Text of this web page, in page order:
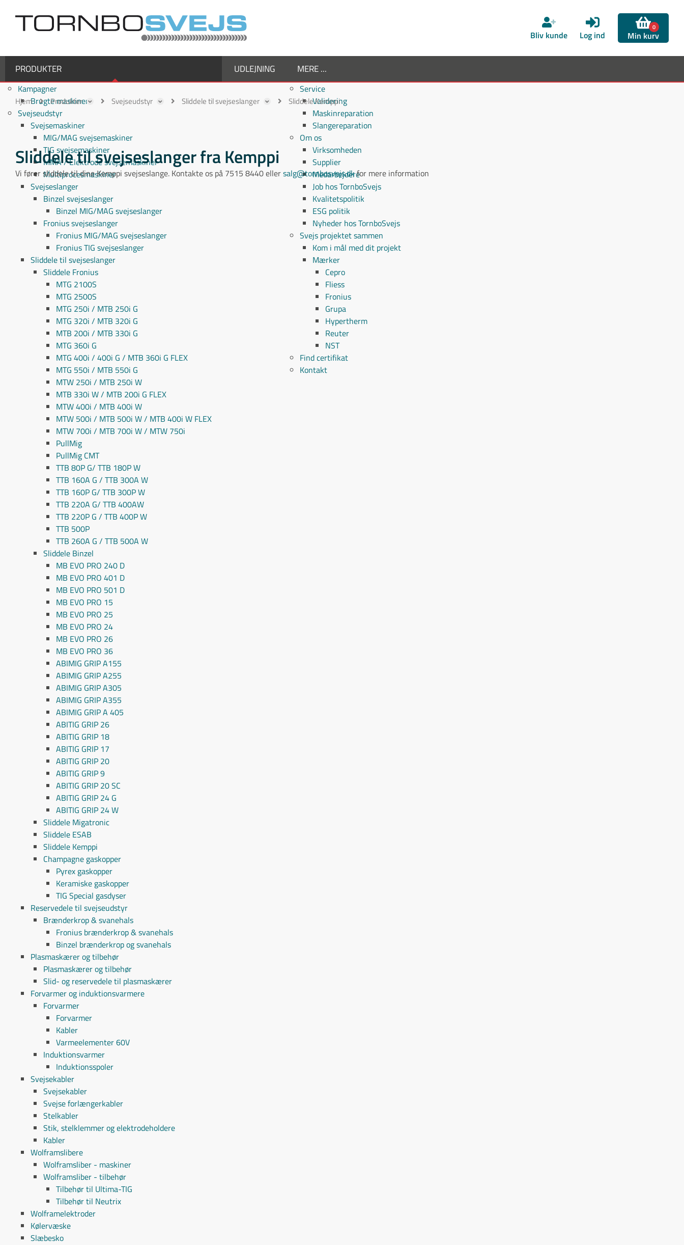
Bliv kunde Log ind
0
Min kurv
PRODUKTER
Kampagner
Brugte maskiner
Svejseudstyr
Svejsemaskiner
MIG/MAG svejsemaskiner
TIG svejsemaskiner
MMA / Elektrode svejsemaskiner
Multiprocesmaskiner
Svejseslanger
Binzel svejseslanger
Binzel MIG/MAG svejseslanger
Fronius svejseslanger
Fronius MIG/MAG svejseslanger
Fronius TIG svejseslanger
Sliddele til svejseslanger
Sliddele Fronius
MTG 2100S
MTG 2500S
MTG 250i / MTB 250i G
MTG 320i / MTB 320i G
MTB 200i / MTB 330i G
MTG 360i G
MTG 400i / 400i G / MTB 360i G FLEX
MTG 550i / MTB 550i G
MTW 250i / MTB 250i W
MTB 330i W / MTB 200i G FLEX
MTW 400i / MTB 400i W
MTW 500i / MTB 500i W / MTB 400i W FLEX
MTW 700i / MTB 700i W / MTW 750i
PullMig
PullMig CMT
TTB 80P G/ TTB 180P W
TTB 160A G / TTB 300A W
TTB 160P G/ TTB 300P W
TTB 220A G/ TTB 400AW
TTB 220P G / TTB 400P W
TTB 500P
TTB 260A G / TTB 500A W
Sliddele Binzel
MB EVO PRO 240 D
MB EVO PRO 401 D
MB EVO PRO 501 D
MB EVO PRO 15
MB EVO PRO 25
MB EVO PRO 24
MB EVO PRO 26
MB EVO PRO 36
ABIMIG GRIP A155
ABIMIG GRIP A255
ABIMIG GRIP A305
ABIMIG GRIP A355
ABIMIG GRIP A 405
ABITIG GRIP 26
ABITIG GRIP 18
ABITIG GRIP 17
ABITIG GRIP 20
ABITIG GRIP 9
ABITIG GRIP 20 SC
ABITIG GRIP 24 G
ABITIG GRIP 24 W
Sliddele Migatronic
Sliddele ESAB
Sliddele Kemppi
Champagne gaskopper
Pyrex gaskopper
Keramiske gaskopper
TIG Special gasdyser
Reservedele til svejseudstyr
Brænderkrop & svanehals
Fronius brænderkrop & svanehals
Binzel brænderkrop og svanehals
Plasmaskærer og tilbehør
Plasmaskærer og tilbehør
Slid- og reservedele til plasmaskærer
Forvarmer og induktionsvarmere
Forvarmer
Forvarmer
Kabler
Varmeelementer 60V
Induktionsvarmer
Induktionsspoler
Svejsekabler
Svejsekabler
Svejse forlængerkabler
Stelkabler
Stik, stelklemmer og elektrodeholdere
Kabler
Wolframslibere
Wolframsliber - maskiner
Wolframsliber - tilbehør
Tilbehør til Ultima-TIG
Tilbehør til Neutrix
Wolframelektroder
Kølervæske
Slæbesko
UDLEJNING MERE ...
Service
Validering
Maskinreparation
Slangereparation
Om os
Virksomheden
Supplier
Medarbejdere
Job hos TornboSvejs
Kvalitetspolitik
ESG politik
Nyheder hos TornboSvejs
Svejs projektet sammen
Kom i mål med dit projekt
Mærker
Cepro
Fliess
Fronius
Grupa
Hypertherm
Reuter
NST
Find certifikat
Kontakt
Hjem Produkter Svejseudstyr Sliddele til svejseslanger Sliddele Kemppi
Sliddele til svejseslanger fra Kemppi
Vi fører sliddele til dine Kemppi svejseslange. Kontakte os på 7515 8440 ellersalg@tornbosvejs.dkfor mere information